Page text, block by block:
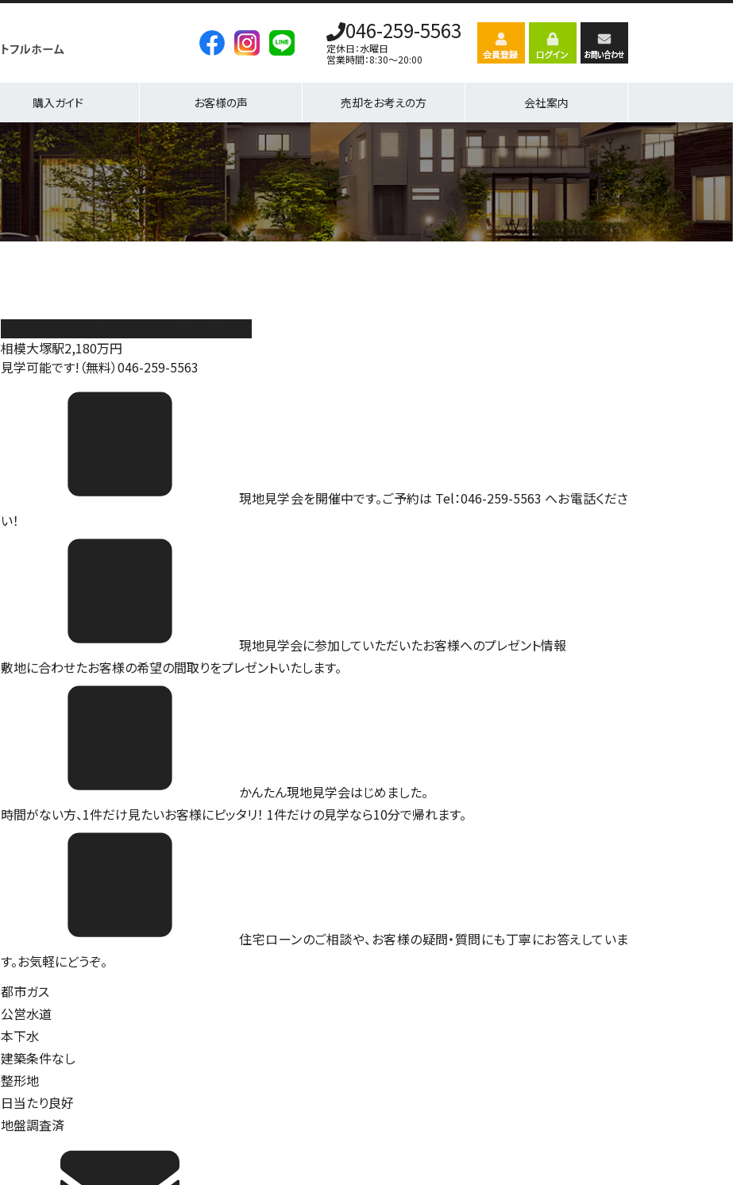
046-259-5563
定休日：水曜日
営業時間：8:30～20:00
購入ガイド お客様の声 売却をお考えの方 会社案内
相模大塚駅2,180万円
見学可能です!（無料）046-259-5563
現地見学会を開催中です。ご予約は Tel：046-259-5563 へお電話くださ
い！
現地見学会に参加していただいたお客様へのプレゼント情報
敷地に合わせたお客様の希望の間取りをプレゼントいたします。
かんたん現地見学会はじめました。
時間がない方、1件だけ見たいお客様にピッタリ！ 1件だけの見学なら10分で帰れます。
住宅ローンのご相談や、お客様の疑問・質問にも丁寧にお答えしていま
す。お気軽にどうぞ。
都市ガス
公営水道
本下水
建築条件なし
整形地
日当たり良好
地盤調査済